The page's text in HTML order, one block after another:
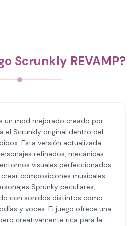
Scrunkly REVAMP?
un mod mejorado creado por
el Scrunkly original dentro del
Esta versión actualizada
refinados, mecánicas
visuales perfeccionados.
composiciones musicales
Sprunky peculiares,
con sonidos distintos como
y voces. El juego ofrece una
creativamente rica para la